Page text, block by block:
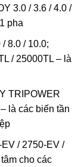
3.0 / 3.6 / 4.0 /
pha
8.0 / 10.0;
/ 25000TL – là
TRIPOWER
là các biến tần
/ 2750-EV /
cho các